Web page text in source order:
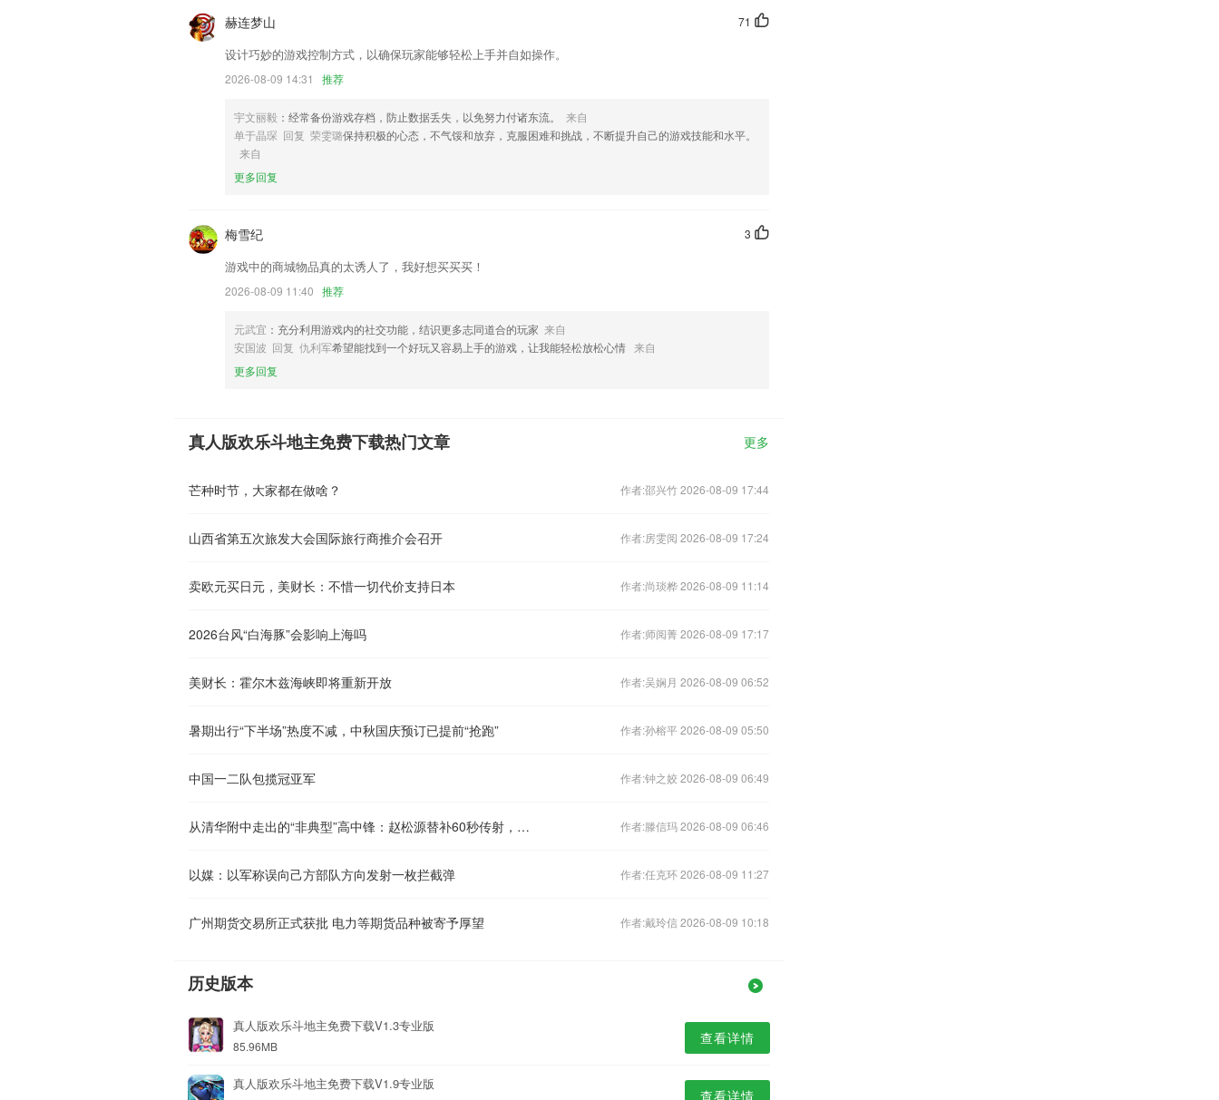
71
赫连梦山
设计巧妙的游戏控制方式，以确保玩家能够轻松上手并自如操作。
2026-08-09 14:31 推荐
宇文丽毅 ：经常备份游戏存档，防止数据丢失，以免努力付诸东流。
来自
单于晶琛 回复 荣雯璐保持积极的心态，不气馁和放弃，克服困难和挑战，不断提升自己的游戏技能和水平。
来自
更多回复
3
梅雪纪
游戏中的商城物品真的太诱人了，我好想买买买！
2026-08-09 11:40 推荐
元武宜 ：充分利用游戏内的社交功能，结识更多志同道合的玩家 来自
安国波 回复 仇利军希望能找到一个好玩又容易上手的游戏，让我能轻松放松心情 来自
更多回复
真人版欢乐斗地主免费下载热门文章 更多
芒种时节，大家都在做啥？ 作者:邵兴竹 2026-08-09 17:44
山西省第五次旅发大会国际旅行商推介会召开 作者:房雯阅 2026-08-09 17:24
卖欧元买日元，美财长：不惜一切代价支持日本 作者:尚琰桦 2026-08-09 11:14
2026台风“白海豚”会影响上海吗 作者:师阅菁 2026-08-09 17:17
美财长：霍尔木兹海峡即将重新开放 作者:吴娴月 2026-08-09 06:52
暑期出行“下半场”热度不减，中秋国庆预订已提前“抢跑” 作者:孙榕平 2026-08-09 05:50
中国一二队包揽冠亚军 作者:钟之姣 2026-08-09 06:49
从清华附中走出的“非典型”高中锋：赵松源替补60秒传射，U17国足逆转勒沃库森 作者:滕信玛 2026-08-09 06:46
以媒：以军称误向己方部队方向发射一枚拦截弹 作者:任克环 2026-08-09 11:27
广州期货交易所正式获批 电力等期货品种被寄予厚望 作者:戴玲信 2026-08-09 10:18
历史版本
真人版欢乐斗地主免费下载V1.3专业版
85.96MB 查看详情
真人版欢乐斗地主免费下载V1.9专业版
查看详情